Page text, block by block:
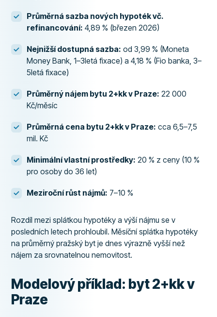
Průměrná sazba nových hypoték vč.
refinancování: 4,89 % (březen 2026)
Nejnižší dostupná sazba: od 3,99 % (Moneta
Money Bank, 1–3letá fixace) a 4,18 % (Fio banka, 3–
5letá fixace)
Průměrný nájem bytu 2+kk v Praze: 22 000
Kč/měsíc
Průměrná cena bytu 2+kk v Praze: cca 6,5–7,5
mil. Kč
Minimální vlastní prostředky: 20 % z ceny (10 %
pro osoby do 36 let)
Meziroční růst nájmů: 7–10 %
Rozdíl mezi splátkou hypotéky a výší nájmu se v
posledních letech prohloubil. Měsíční splátka hypotéky
na průměrný pražský byt je dnes výrazně vyšší než
nájem za srovnatelnou nemovitost.
Modelový příklad: byt 2+kk v
Praze